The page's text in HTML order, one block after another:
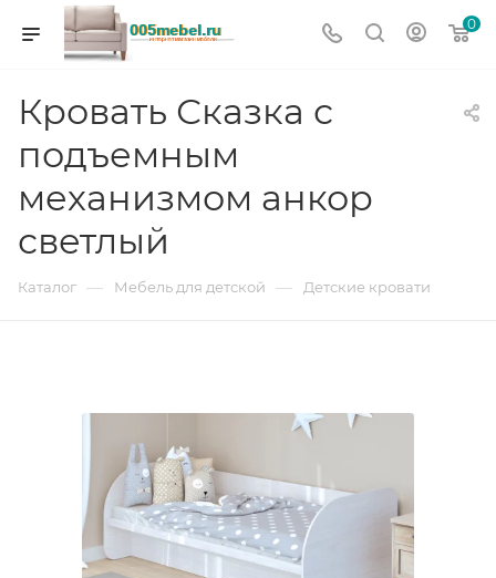
0
Кровать Сказка с
подъемным
механизмом анкор
светлый
Каталог — Мебель для детской — Детские кровати